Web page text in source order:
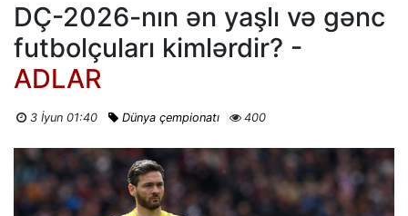
DÇ-2026-nın ən yaşlı və gənc
futbolçuları kimlərdir? -
ADLAR
3 İyun 01:40 Dünya çempionatı 400